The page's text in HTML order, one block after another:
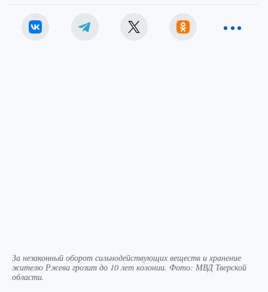
За незаконный оборот сильнодействующих веществ и хранение
жителю Ржева грозит до 10 лет колонии. Фото: МВД Тверской
области.